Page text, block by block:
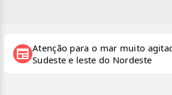
newspaper Atenção para o mar muito
Sudeste e leste do Nordeste